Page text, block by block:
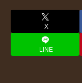
X
LINE